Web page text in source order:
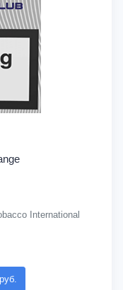
International